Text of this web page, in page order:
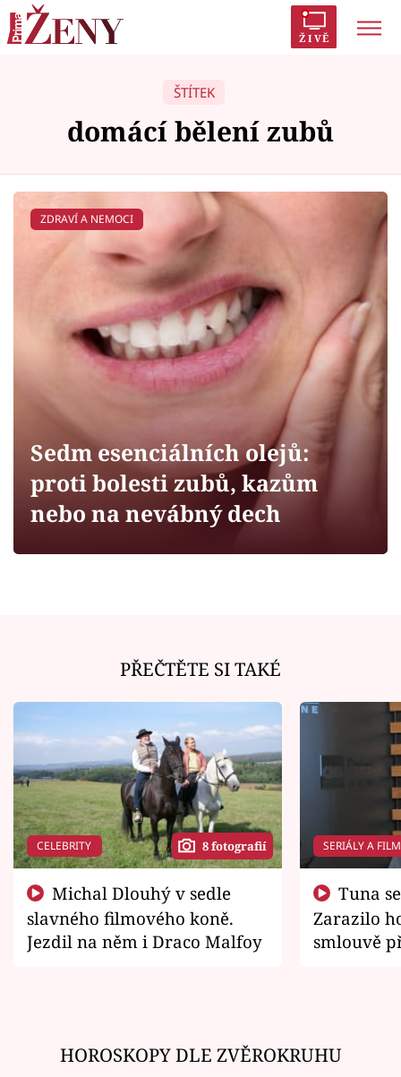
ŽIVĚ
Inspekce
Témata
Celebrity
Vztahy
Seriály
Horoskopy
Sledujte prima+
Filmový festival Karlovy Vary
Sledujte nás
ŠTÍTEK
domácí bělení zubů
ZDRAVÍ A NEMOCI
Sedm esenciálních olejů:
proti bolesti zubů, kazům
nebo na nevábný dech
PŘEČTĚTE SI TAKÉ
CELEBRITY 8 fotografií
slavného filmového koně.
Jezdil na něm i Draco Malfoy
SERIÁLY A
Zarazilo
smlouvě
HOROSKOPY DLE ZVĚROKRUHU